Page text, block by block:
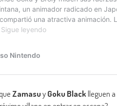
ZamasuyGoku Blacklleguen a